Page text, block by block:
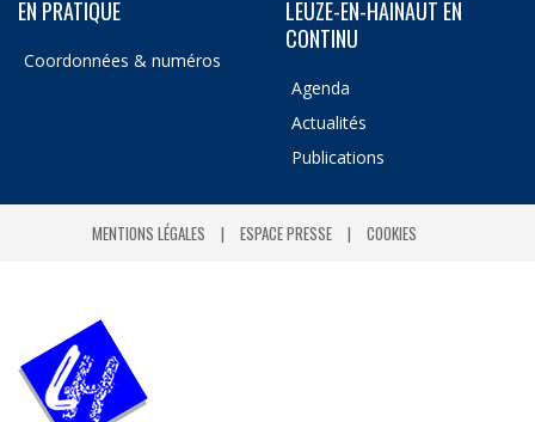
EN PRATIQUE
Coordonnées & numéros
LEUZE-EN-HAINAUT EN
CONTINU
Agenda
Actualités
Publications
MENTIONS LÉGALES ESPACE PRESSE COOKIES